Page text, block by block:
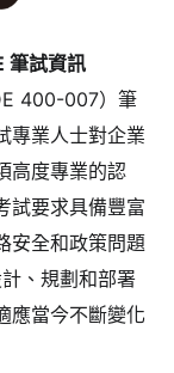
試資訊
400-007）筆
專業人士對企業
高度專業的認
試要求具備豐富
安全和政策問題
、規劃和部署
應當今不斷變化